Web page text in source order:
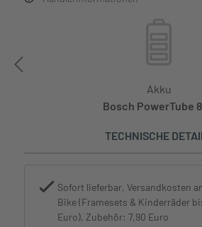
Akku
Bosch PowerTube
TECHNISCHE
Sofort lieferbar, Versandkosten
Bike (Framesets & Kinderräder
Euro), Zubehör: 7,90 Euro